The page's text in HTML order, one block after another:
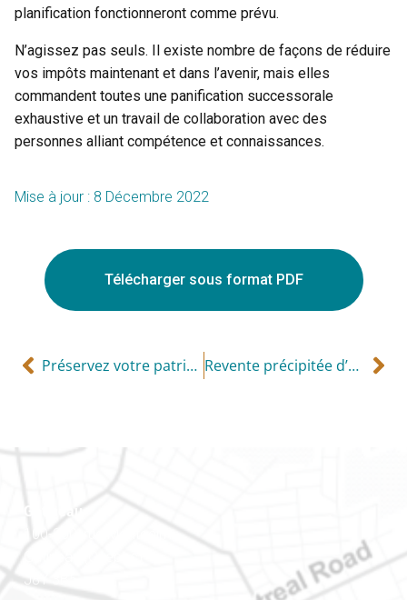
planification fonctionneront comme prévu.
N’agissez pas seuls. Il existe nombre de façons de réduire
vos impôts maintenant et dans l’avenir, mais elles
commandent toutes une panification successorale
exhaustive et un travail de collaboration avec des
personnes alliant compétence et connaissances.
Mise à jour : 8 Décembre 2022
Télécharger sous format PDF
Préservez votre patrimoine et créez un legs caritatif Revente précipitée d’un bien immobilier résidentiel (« FLIP »)
Gatineau
100-200, rue Montcalm
Gatineau (Québec)
J8Y 3B5